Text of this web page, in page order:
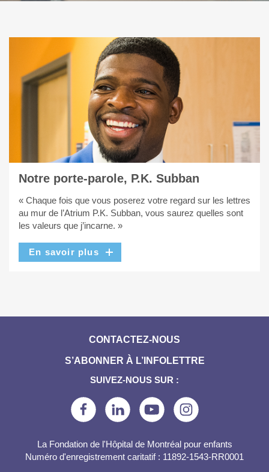
Notre porte-parole, P.K. Subban
« Chaque fois que vous poserez votre regard sur les lettres
au mur de l’Atrium P.K. Subban, vous saurez quelles sont
les valeurs que j’incarne. »
En savoir plus
CONTACTEZ-NOUS
S’ABONNER À L’INFOLETTRE
SUIVEZ-NOUS SUR :
La Fondation de l'Hôpital de Montréal pour enfants
Numéro d'enregistrement caritatif : 11892-1543-RR0001